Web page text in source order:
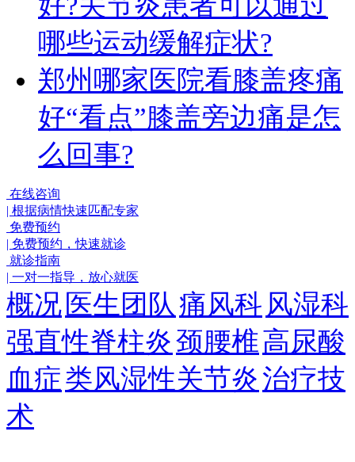
哪些运动缓解症状?
郑州哪家医院看膝盖疼痛
好“看点”膝盖旁边痛是怎
么回事?
在线咨询
| 根据病情快速匹配专家
免费预约
| 免费预约，快速就诊
就诊指南
| 一对一指导，放心就医
概况 医生团队痛风科 风湿科
强直性脊柱炎颈腰椎高尿酸
血症类风湿性关节炎治疗技
术